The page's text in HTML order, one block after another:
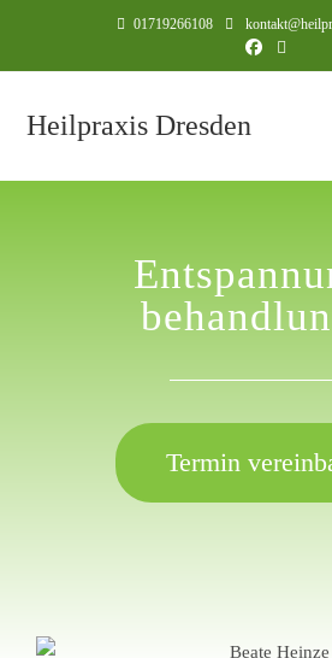
01719266108
Heilpraxis Dresden
Termin